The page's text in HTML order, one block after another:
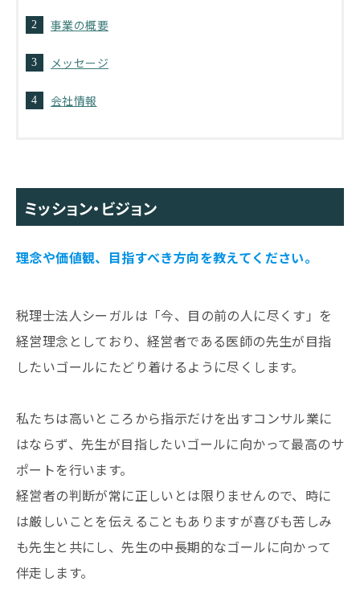
事業の概要
メッセージ
会社情報
ミッション・ビジョン
理念や価値観、目指すべき方向を教えてください。
税理士法人シーガルは「今、目の前の人に尽くす」を
経営理念としており、経営者である医師の先生が目指
したいゴールにたどり着けるように尽くします。
私たちは高いところから指示だけを出すコンサル業に
はならず、先生が目指したいゴールに向かって最高のサ
ポートを行います。
経営者の判断が常に正しいとは限りませんので、時に
は厳しいことを伝えることもありますが喜びも苦しみ
も先生と共にし、先生の中長期的なゴールに向かって
伴走します。